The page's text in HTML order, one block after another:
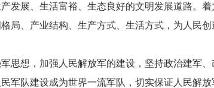
发展、生活富裕、生态良好的文明发展道路。
、产业结构、生产方式、生活方式，为人民创
想，加强人民解放军的建设，坚持政治建军、
军队建设成为世界一流军队，切实保证人民解